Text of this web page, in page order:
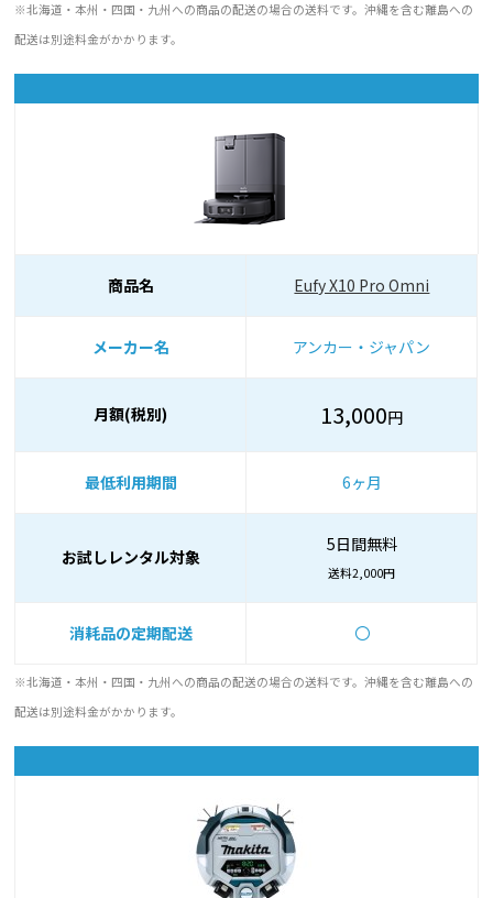
※北海道・本州・四国・九州への商品の配送の場合の送料です。沖縄を含む離島への
配送は別途料金がかかります。
商品名 Eufy X10 Pro Omni
メーカー名 アンカー・ジャパン
月額(税別) 13,000円
最低利用期間 6ヶ月
お試しレンタル対象
5日間無料
送料2,000円
消耗品の定期配送 〇
※北海道・本州・四国・九州への商品の配送の場合の送料です。沖縄を含む離島への
配送は別途料金がかかります。